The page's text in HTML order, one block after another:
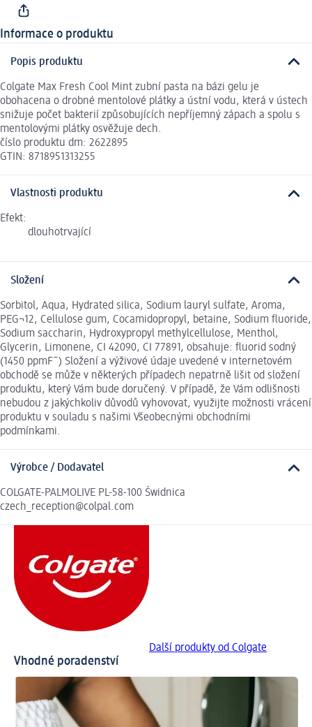
Informace o produktu
Popis produktu
Colgate Max Fresh Cool Mint zubní pasta na bázi gelu je
obohacena o drobné mentolové plátky a ústní vodu, která v ústech
snižuje počet bakterií způsobujících nepříjemný zápach a spolu s
mentolovými plátky osvěžuje dech.
číslo produktu dm: 2622895
GTIN: 8718951313255
Vlastnosti produktu
Efekt:
dlouhotrvající
Složení
Sorbitol, Aqua, Hydrated silica, Sodium lauryl sulfate, Aroma,
PEG¬12, Cellulose gum, Cocamidopropyl, betaine, Sodium fluoride,
Sodium saccharin, Hydroxypropyl methylcellulose, Menthol,
Glycerin, Limonene, CI 42090, CI 77891, obsahuje: fluorid sodný
(1450 ppmF¯) Složení a výživové údaje uvedené v internetovém
obchodě se může v některých případech nepatrně lišit od složení
produktu, který Vám bude doručený. V případě, že Vám odlišnosti
nebudou z jakýchkoliv důvodů vyhovovat, využijte možnosti vrácení
produktu v souladu s našimi Všeobecnými obchodními
podmínkami.
Výrobce / Dodavatel
COLGATE-PALMOLIVE PL-58-100 Świdnica
czech_reception@colpal.com
Další produkty od Colgate
Vhodné poradenství